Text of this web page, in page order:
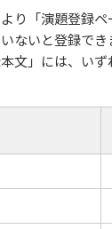
り「演題登録
ないと登録でき
文」には、い